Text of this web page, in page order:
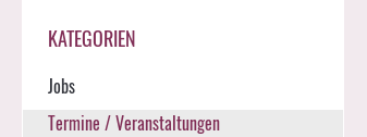
KATEGORIEN
Jobs
Termine / Veranstaltungen